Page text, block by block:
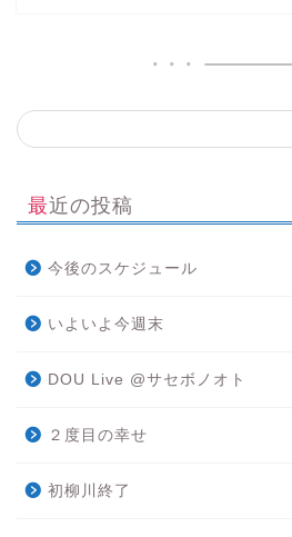
最近の投稿
今後のスケジュール
いよいよ今週末
DOU Live @サセボノオト
２度目の幸せ
初柳川終了